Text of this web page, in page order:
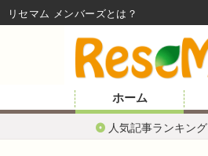
ホーム
人気記事ランキング
リセマム メンバーズ